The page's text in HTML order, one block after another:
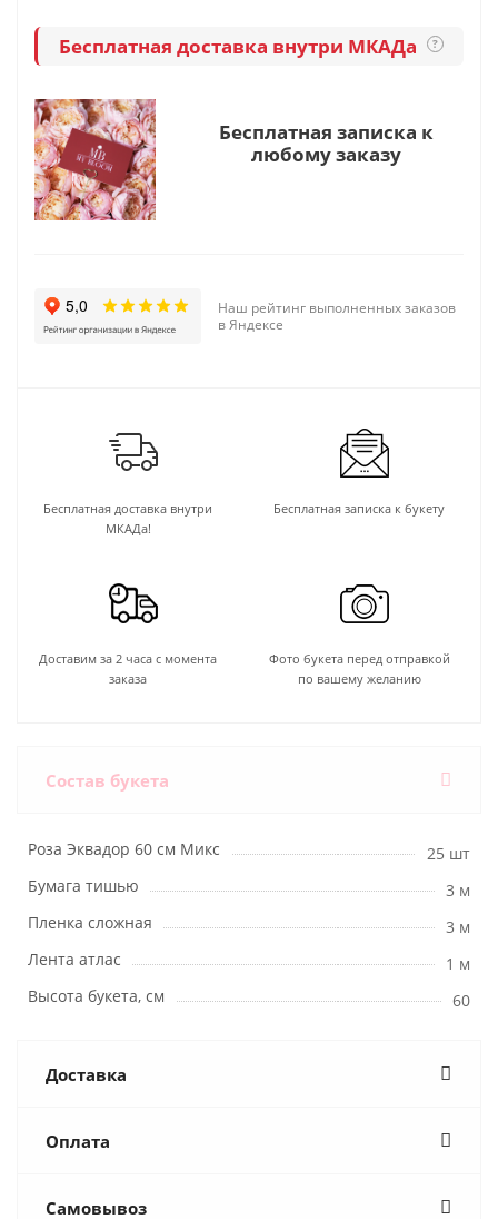
Бесплатная доставка внутри МКАДа ?
Бесплатная записка к
любому заказу
Наш рейтинг выполненных заказов
в Яндексе
Бесплатная доставка внутри
МКАДа!
Бесплатная записка к букету
Доставим за 2 часа с момента
заказа
Фото букета перед отправкой
по вашему желанию
Состав букета
Роза Эквадор 60 см Микс
25 шт
Бумага тишью
3 м
Пленка сложная
3 м
Лента атлас
1 м
Высота букета, см
60
Доставка
Оплата
Самовывоз